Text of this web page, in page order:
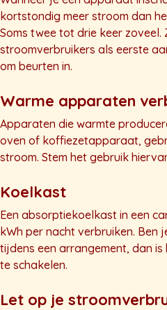
kortstondig meer stroom dan
Soms twee tot drie keer
stroomverbruikers als eerste
om beurten in.
Warme apparaten
Apparaten die warmte
oven of koffiezetapparaat,
stroom. Stem het gebruik
Koelkast
Een absorptiekoelkast in een
kWh per nacht verbruiken. Ben
tijdens een arrangement, dan
te schakelen.
Let op je